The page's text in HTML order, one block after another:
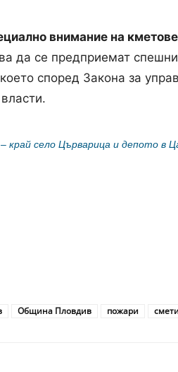
внимание на
да се предприемат
според Закона за
село Църварица и депото в
Община Пловдив пожари